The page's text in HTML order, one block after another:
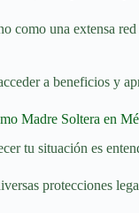
como una extensa
a beneficios y
Madre Soltera en
tu situación es
protecciones